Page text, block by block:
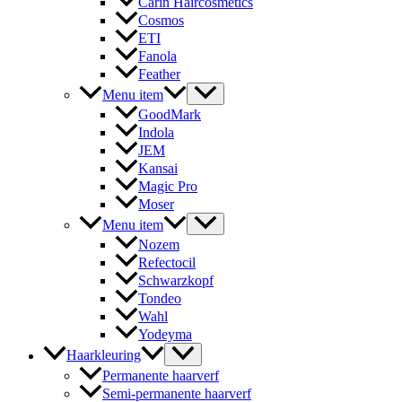
Cosmos
ETI
Fanola
Feather
Menu item
GoodMark
Indola
JEM
Kansai
Magic Pro
Moser
Menu item
Nozem
Refectocil
Schwarzkopf
Tondeo
Wahl
Yodeyma
Haarkleuring
Permanente haarverf
Semi-permanente haarverf